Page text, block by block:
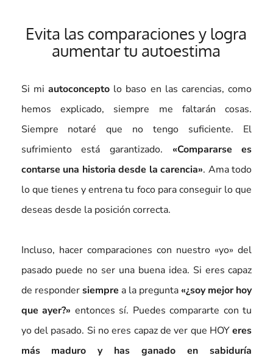
Evita las comparaciones y logra
aumentar tu autoestima
Si mi autoconcepto lo baso en las carencias, como
hemos explicado, siempre me faltarán cosas.
Siempre notaré que no tengo suficiente. El
sufrimiento está garantizado. «Compararse es
contarse una historia desde la carencia». Ama todo
lo que tienes y entrena tu foco para conseguir lo que
deseas desde la posición correcta.
Incluso, hacer comparaciones con nuestro «yo» del
pasado puede no ser una buena idea. Si eres capaz
de respondersiempre a la pregunta «¿soy mejor hoy
que ayer?» entonces sí. Puedes compararte con tu
yo del pasado. Si no eres capaz de ver que HOYeres
más maduro y has ganado en sabiduría